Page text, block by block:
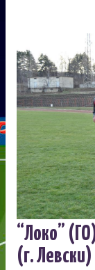
“Локо”
(г. Левски)